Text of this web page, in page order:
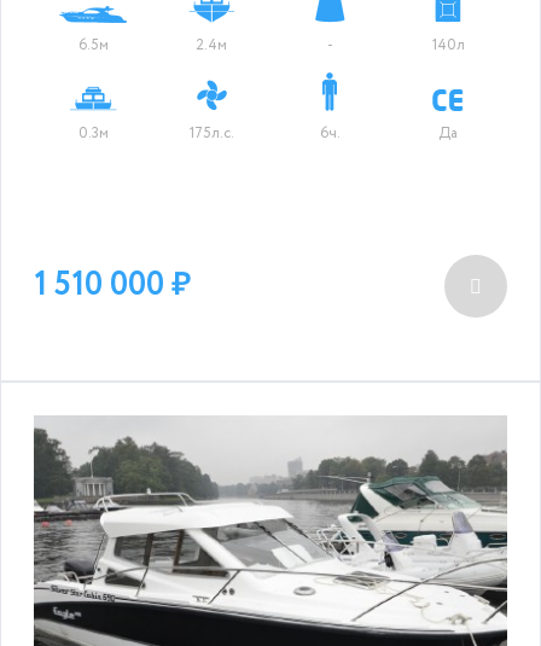
6.5м 2.4м - 140л
0.3м 175л.с. 6ч. Да
1 510 000